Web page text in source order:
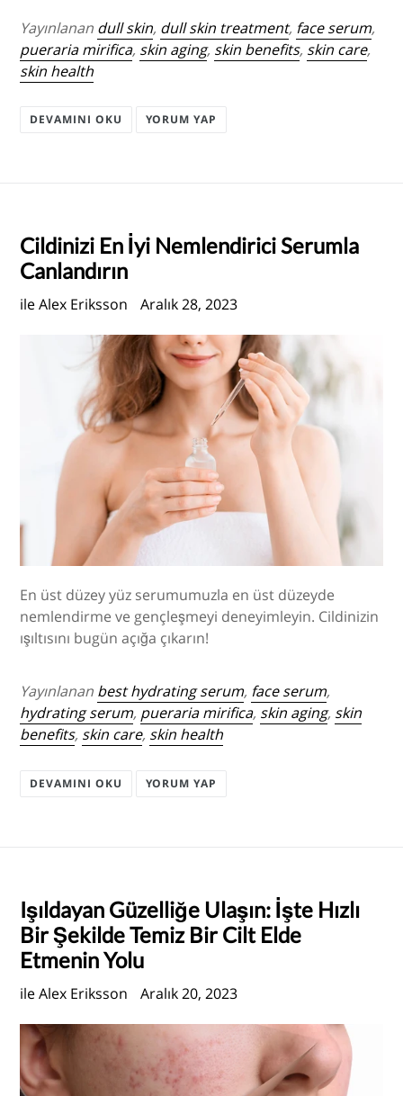
Yayınlanan dull skin, dull skin treatment, face serum,
pueraria mirifica, skin aging, skin benefits, skin care,
skin health
DEVAMINI OKU YORUM YAP
Cildinizi En İyi Nemlendirici Serumla
Canlandırın
ile Alex Eriksson Aralık 28, 2023
En üst düzey yüz serumumuzla en üst düzeyde
nemlendirme ve gençleşmeyi deneyimleyin. Cildinizin
ışıltısını bugün açığa çıkarın!
Yayınlanan best hydrating serum, face serum,
hydrating serum, pueraria mirifica, skin aging, skin
benefits, skin care, skin health
DEVAMINI OKU YORUM YAP
Işıldayan Güzelliğe Ulaşın: İşte Hızlı
Bir Şekilde Temiz Bir Cilt Elde
Etmenin Yolu
ile Alex Eriksson Aralık 20, 2023